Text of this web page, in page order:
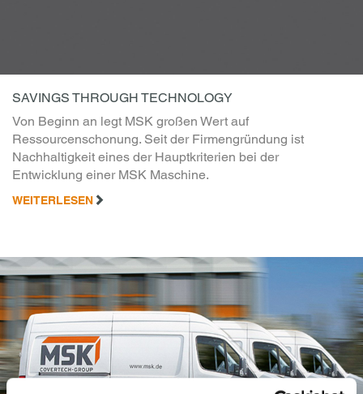
SAVINGS THROUGH TECHNOLOGY
Von Beginn an legt MSK großen Wert auf
Ressourcenschonung. Seit der Firmengründung ist
Nachhaltigkeit eines der Hauptkriterien bei der
Entwicklung einer MSK Maschine.
WEITERLESEN